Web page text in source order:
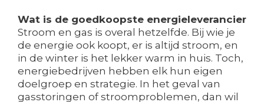
Wat is de goedkoopste energieleverancier
Stroom en gas is overal hetzelfde. Bij wie je
de energie ook koopt, er is altijd stroom, en
in de winter is het lekker warm in huis. Toch,
energiebedrijven hebben elk hun eigen
doelgroep en strategie. In het geval van
gasstoringen of stroomproblemen, dan wil